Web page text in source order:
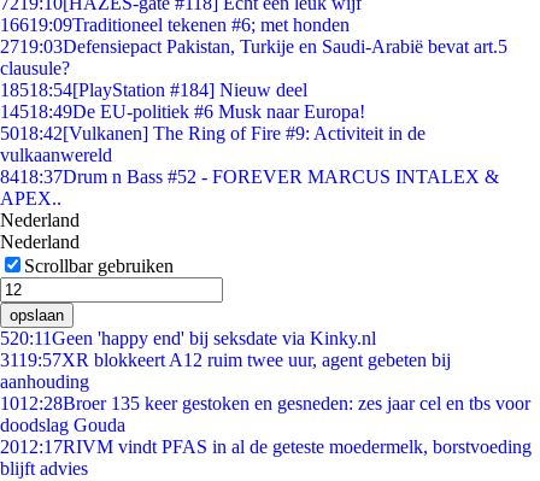
16619:09Traditioneel tekenen #6; met honden
2719:03Defensiepact Pakistan, Turkije en Saudi-Arabië bevat art.5
clausule?
18518:54[PlayStation #184] Nieuw deel
14518:49De EU-politiek #6 Musk naar Europa!
5018:42[Vulkanen] The Ring of Fire #9: Activiteit in de
vulkaanwereld
8418:37Drum n Bass #52 - FOREVER MARCUS INTALEX &
APEX..
Nederland
Nederland
Scrollbar gebruiken
opslaan
520:11Geen 'happy end' bij seksdate via Kinky.nl
3119:57XR blokkeert A12 ruim twee uur, agent gebeten bij
aanhouding
1012:28Broer 135 keer gestoken en gesneden: zes jaar cel en tbs voor
doodslag Gouda
2012:17RIVM vindt PFAS in al de geteste moedermelk, borstvoeding
blijft advies